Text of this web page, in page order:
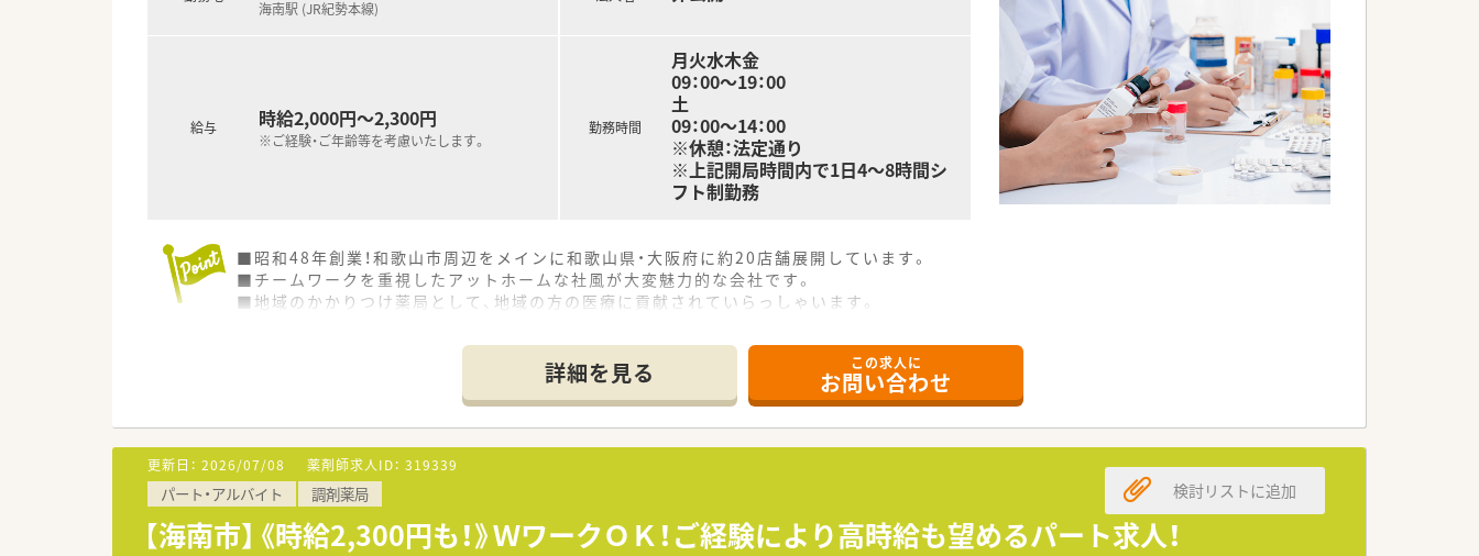
海南駅 (JR紀勢本線)
給与 時給2,000円～2,300円
※ご経験・ご年齢等を考慮いたします。
勤務時間
月火水木金
09：00～19：00
土
09：00～14：00
※休憩：法定通り
※上記開局時間内で1日4～8時間シ
フト制勤務
■昭和48年創業！和歌山市周辺をメインに和歌山県・大阪府に約20店舗展開しています。
■チームワークを重視したアットホームな社風が大変魅力的な会社です。
■地域のかかりつけ薬局として、地域の方の医療に貢献されていらっしゃいます。
■機械化も進んでおり、現在ほぼ全店に監査機を導入済み！水剤の多い店舗は分注機も入っています。
詳細を見る この求人に
お問い合わせ
更新日： 2026/07/08 薬剤師求人ID： 319339
パート・アルバイト 調剤薬局
【海南市】《時給2,300円も！》ＷワークＯＫ！ご経験により高時給も望めるパート求人！
検討リストに追加